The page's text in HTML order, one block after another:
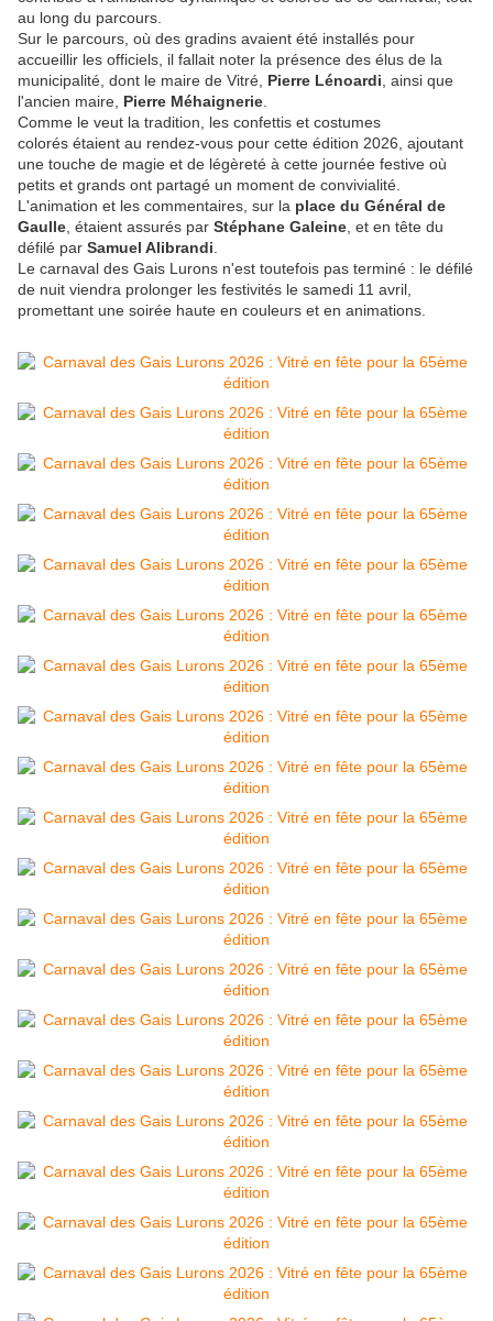
au long du parcours.
Sur le parcours, où des gradins avaient été installés pour
accueillir les officiels, il fallait noter la présence des élus de la
municipalité, dont le maire de Vitré, Pierre Lénoardi , ainsi que
l'ancien maire, Pierre Méhaignerie
Comme le veut la tradition, les confettis et costumes
colorés étaient au rendez-vous pour cette édition 2026, ajoutant
une touche de magie et de légèreté à cette journée festive où
petits et grands ont partagé un moment de convivialité.
L'animation et les commentaires, sur la place du Général de
Gaulle , étaient assurés par Stéphane Galeine , et en tête du
défilé par Samuel Alibrandi
Le carnaval des Gais Lurons n'est toutefois pas terminé : le défilé
de nuit viendra prolonger les festivités le samedi 11 avril,
promettant une soirée haute en couleurs et en animations.